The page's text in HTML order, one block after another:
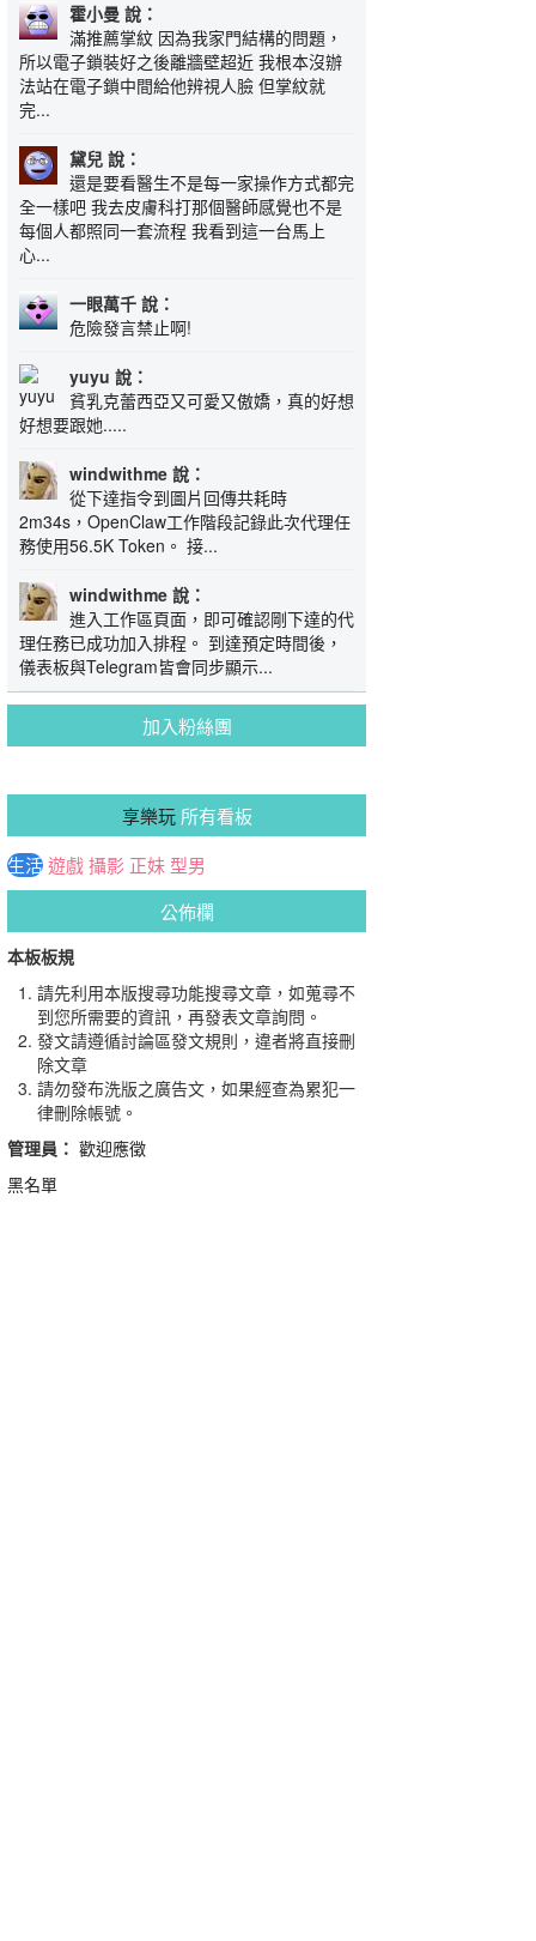
霍小曼 說：
滿推薦掌紋 因為我家門結構的問題，
所以電子鎖裝好之後離牆壁超近 我根本沒辦
法站在電子鎖中間給他辨視人臉 但掌紋就
完...
黛兒 說：
還是要看醫生不是每一家操作方式都完
全一樣吧 我去皮膚科打那個醫師感覺也不是
每個人都照同一套流程 我看到這一台馬上
心...
一眼萬千 說：
危險發言禁止啊!
yuyu 說：
貧乳克蕾西亞又可愛又傲嬌，真的好想
好想要跟她.....
windwithme 說：
從下達指令到圖片回傳共耗時
2m34s，OpenClaw工作階段記錄此次代理任
務使用56.5K Token。 接...
windwithme 說：
進入工作區頁面，即可確認剛下達的代
理任務已成功加入排程。 到達預定時間後，
儀表板與Telegram皆會同步顯示...
加入粉絲團
享樂玩所有看板
生活遊戲攝影 正妹 型男
公佈欄
本板板規
請先利用本版搜尋功能搜尋文章，如蒐尋不
到您所需要的資訊，再發表文章詢問。
發文請遵循討論區發文規則，違者將直接刪
除文章
請勿發布洗版之廣告文，如果經查為累犯一
律刪除帳號。
管理員： 歡迎應徵
黑名單